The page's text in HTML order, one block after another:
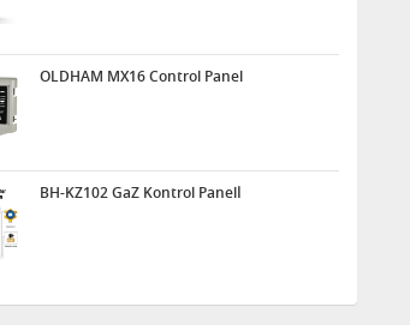
OLDHAM MX16 Control Panel
BH-KZ102 GaZ Kontrol Panelİ